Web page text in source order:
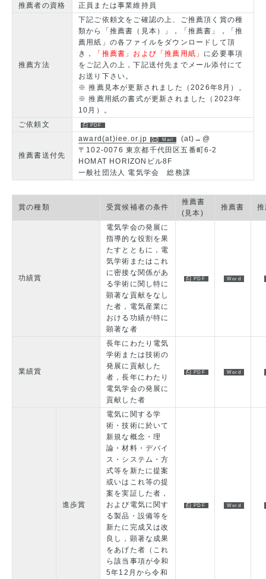
推薦者の資格
正員または事業維持員
推薦方法
下記ご依頼文をご確認の上、ご推薦頂く賞の種
類から「推薦書（見本）」，「推薦書」，「推
薦用紙」の各ファイルをダウンロードして頂
き，
「推薦書」および「推薦用紙」 に必要事項
をご記入の上，下記送付先までメール添付にて
お送り下さい。
※ 推薦見本が更新されました（2026年8月）。
※ 推薦用紙の書式が更新されました（2023年
10月）。
ご依頼文
推薦書送付先
award(at)iee.or.jp
(at)→@
〒102-0076 東京都千代田区五番町6-2
HOMAT HORIZONビル8F
一般社団法人 電気学会 総務課
賞の種類 受賞候補者の条件
推薦書
(見本)
推薦書
功績賞
電気学会の発展に
指導的な役割を果
たすとともに，電
気学術またはこれ
に密接な関係があ
る学術に関し特に
顕著な貢献をなし
た者，電気産業に
おける功績が特に
顕著な者
業績賞
長年にわたり電気
学術または技術の
発展に貢献した
者，長年にわたり
電気学会の発展に
貢献した者
進歩賞
電気に関する学
術・技術に於いて
新規な概念・理
論・材料・デバイ
ス・システム・方
式等を新たに提案
或いはこれ等の提
案を実証した者，
および電気に関す
る製品・設備等を
新たに完成又は改
良し，顕著な成果
をあげた者（これ
ら該当事項が令和
5年12月から令和